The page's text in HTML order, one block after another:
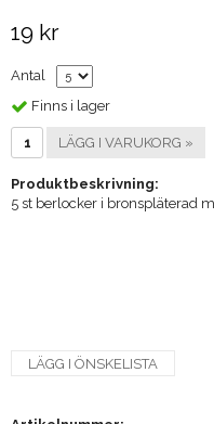
19 kr
Antal
Finns i lager
LÄGG I VARUKORG »
Produktbeskrivning:
5 st berlocker i bronspläterad
LÄGG I ÖNSKELISTA